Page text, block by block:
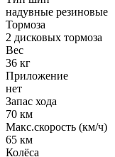
надувные резиновые
Тормоза
2 дисковых тормоза
Вес
36 кг
Приложение
нет
Запас хода
70 км
Макс.скорость (км/ч)
65 км
Колёса